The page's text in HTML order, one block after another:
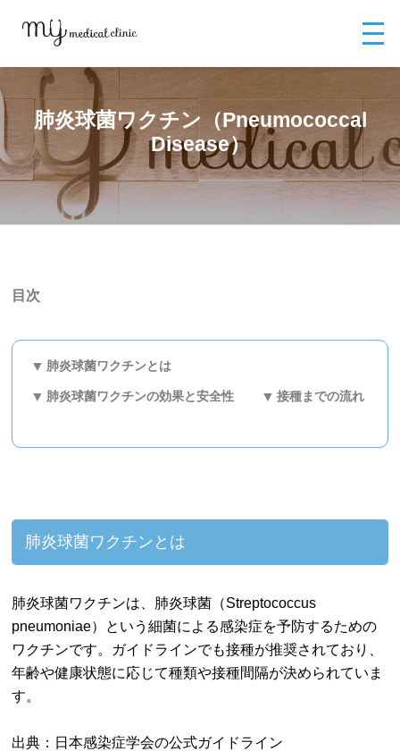
クチン（Pneumococcal Disease）
肺炎球菌ワクチン（Pneumococcal
Disease）
目次
肺炎球菌ワクチンとは
肺炎球菌ワクチンの効果と安全性 接種までの流れ
肺炎球菌ワクチンとは
肺炎球菌ワクチンは、肺炎球菌（Streptococcus
pneumoniae）という細菌による感染症を予防するための
ワクチンです。ガイドラインでも接種が推奨されており、
年齢や健康状態に応じて種類や接種間隔が決められていま
す。
出典：日本感染症学会の公式ガイドライン